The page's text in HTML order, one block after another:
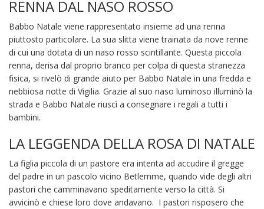
RENNA DAL NASO ROSSO
Babbo Natale viene rappresentato insieme ad una renna
piuttosto particolare. La sua slitta viene trainata da nove renne
di cui una dotata di un naso rosso scintillante. Questa piccola
renna, derisa dal proprio branco per colpa di questa stranezza
fisica, si rivelò di grande aiuto per Babbo Natale in una fredda e
nebbiosa notte di Vigilia. Grazie al suo naso luminoso illuminò la
strada e Babbo Natale riuscì a consegnare i regali a tutti i
bambini.
LA LEGGENDA DELLA ROSA DI NATALE
La figlia piccola di un pastore era intenta ad accudire il gregge
del padre in un pascolo vicino Betlemme, quando vide degli altri
pastori che camminavano speditamente verso la città. Si
avvicinò e chiese loro dove andavano. I pastori risposero che